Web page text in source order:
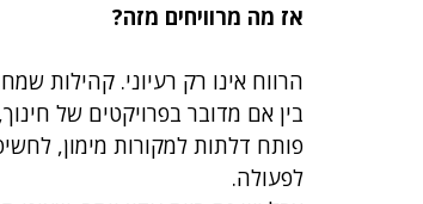
אז מה מרוויחים מזה?
הרווח אינו רק רעיוני. קהילות
בין אם מדובר בפרויקטים של
פותח דלתות למקורות מימון,
לפעולה.